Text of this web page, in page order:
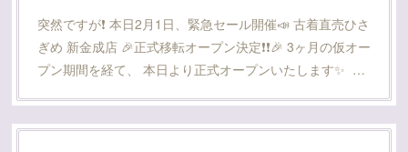
突然ですが❗️ 本日2月1日、緊急セール開催📣 古着直売ひさ
ぎめ 新金成店 🎉正式移転オープン決定❗️❗️🎉 3ヶ月の仮オー
プン期間を経て、 本日より正式オープンいたします✨️ …